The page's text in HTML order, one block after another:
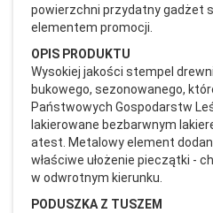
powierzchni przydatny gadżet
elementem promocji.
OPIS PRODUKTU
Wysokiej jakości stempel
bukowego, sezonowanego,
Państwowych Gospodarstw
lakierowane bezbarwnym
atest. Metalowy element
właściwe ułożenie pieczątki -
w odwrotnym kierunku.
PODUSZKA Z TUSZEM